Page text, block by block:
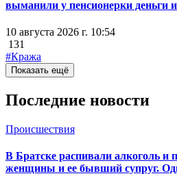
выманили у пенсионерки деньги
10 августа 2026 г. 10:54
131
#Кража
Показать ещё
Последние новости
Происшествия
В Братске распивали алкоголь и
женщины и ее бывший супруг.